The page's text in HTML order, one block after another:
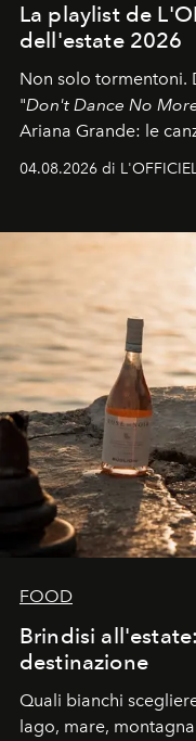
La playlist de
dell'estate 2026
Non solo tormentoni.
"Don't Dance No
Ariana Grande: le
colonna sonora della
04.08.2026 di
FOOD
Brindisi
destinazione
Quali bianchi
lago, mare,